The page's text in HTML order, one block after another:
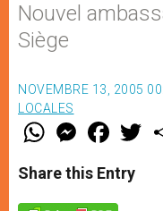
Nouvel
Siège
NOVEMBRE 13, 2005
LOCALES
W
t
s
M
e
s
e
F
a
e
b
w
Share this Entry